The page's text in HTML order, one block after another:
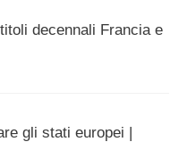
decennali Francia e
gli stati europei |